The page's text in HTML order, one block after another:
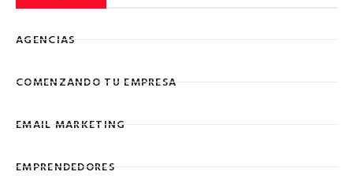
AGENCIAS
COMENZANDO TU EMPRESA
EMAIL MARKETING
EMPRENDEDORES